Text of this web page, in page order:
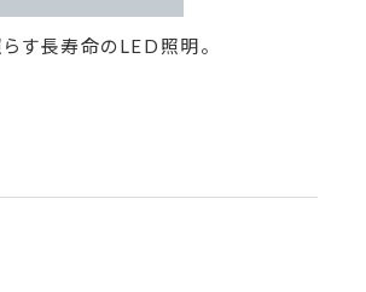
す長寿命のLED照明。